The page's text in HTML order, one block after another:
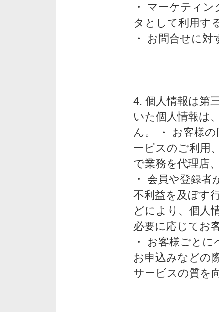
・ マーケティ
タとして利用す
・ お問合せに
4. 個人情報は第
いた個人情報は
ん。 ・ お客様
ービスのご利用
で業務を代理店
・ 会員や登録
不利益を及ぼす
どにより、個人
必要に応じてお
・ お客様ごと
お申込みなどの
サービスの質を